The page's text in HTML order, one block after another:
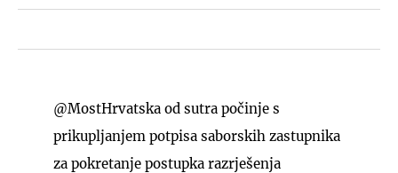
@MostHrvatska od sutra počinje s
prikupljanjem potpisa saborskih zastupnika
za pokretanje postupka razrješenja